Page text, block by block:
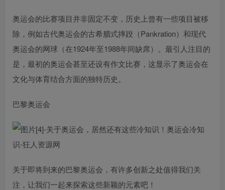
奥运会的比赛项目并非固定不变，历史上曾有一些项目被移
除，例如古代奥运会的古希腊式摔跤（Pankration）和现代
奥运会的网球（在1924年至1988年间缺席）。最引人注目的
是，最初的奥运会甚至还设有作文比赛，这显示了奥运会在
文化与体育结合方面的独特历史。
巴黎奥运会
关于即将到来的巴黎奥运会，有许多创新之处值得我们关
注，让我们一起来探索这些新颖的元素吧！